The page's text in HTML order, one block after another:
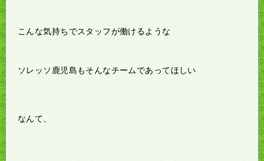
こんな気持ちでスタッフが働けるような
ソレッソ鹿児島もそんなチームであってほしい
なんて、